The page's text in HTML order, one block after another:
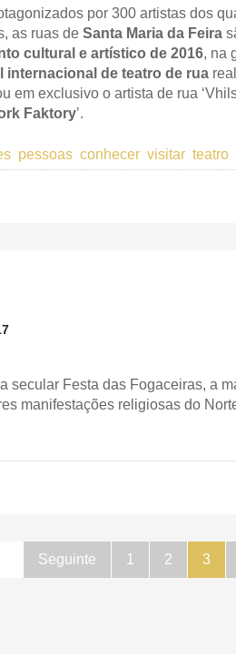
por 300 artistas dos
as ruas de Santa Maria da Feira
cultural e artístico de 2016, na
internacional de teatro de rua
em exclusivo o artista de rua
Faktory’.
pessoas conhecer visitar teatro
secular Festa das Fogaceiras, a
manifestações religiosas do
Seguinte 1 2 3